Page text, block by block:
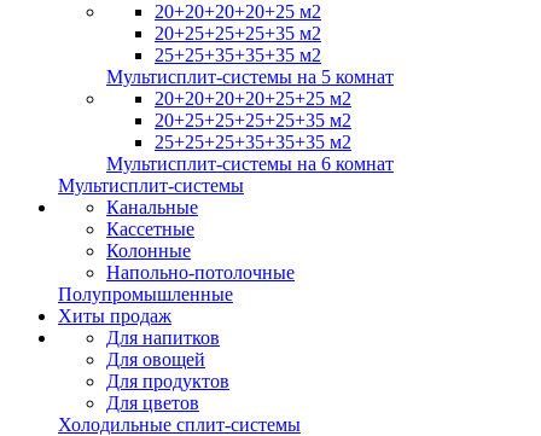
20+20+20+20+25 м2
20+25+25+25+35 м2
25+25+35+35+35 м2
Мультисплит-системы на 5 комнат
20+20+20+20+25+25 м2
20+25+25+25+25+35 м2
25+25+25+35+35+35 м2
Мультисплит-системы на 6 комнат
Мультисплит-системы
Канальные
Кассетные
Колонные
Напольно-потолочные
Полупромышленные
Хиты продаж
Для напитков
Для овощей
Для продуктов
Для цветов
Холодильные сплит-системы